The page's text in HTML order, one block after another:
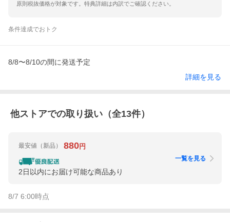
原則税抜価格が対象です。特典詳細は内訳でご確認ください。
条件達成でおトク
8/8〜8/10の間に発送予定
詳細を見る
他ストアでの取り扱い（全13件）
最安値 （新品） 880円
2日以内にお届け可能な商品あり
一覧を見る
8/7 6:00時点